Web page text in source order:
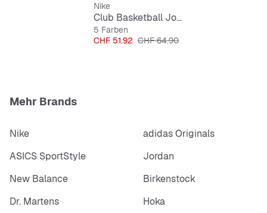
Nike
Club Basketball Jogger
5 Farben
Preis
CHF 51.92 Originalpreis
CHF 64.90
Mehr Brands
Nike
adidas Originals
ASICS SportStyle
Jordan
New Balance
Birkenstock
Dr. Martens
Hoka